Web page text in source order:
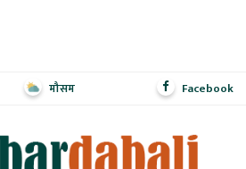
मौसम Facebook